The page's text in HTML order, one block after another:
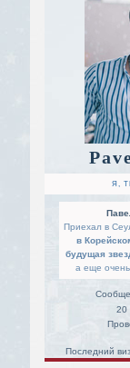
Я,
Приехал в
в
будущая
а еще очень
20
Последний